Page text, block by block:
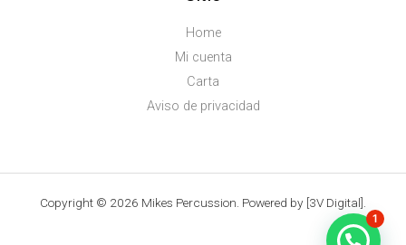
Home
Mi cuenta
Carta
Aviso de privacidad
Copyright © 2026 Mikes Percussion. Powered by [3V Digital].
1